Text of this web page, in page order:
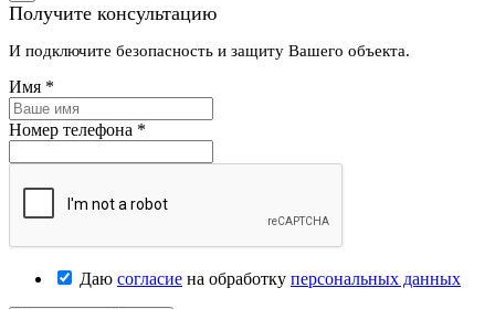
Получите консультацию
И подключите безопасность и защиту Вашего объекта.
Имя *
Номер телефона *
Даю согласие на обработку персональных данных